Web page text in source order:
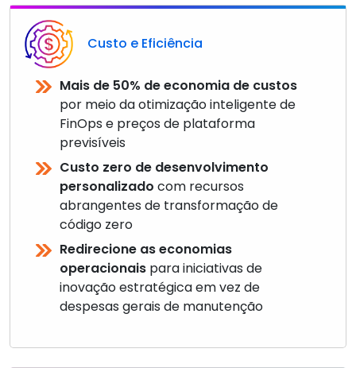
Custo e Eficiência
Mais de 50% de economia de custos
por meio da otimização inteligente de
FinOps e preços de plataforma
previsíveis
Custo zero de desenvolvimento
personalizado com recursos
abrangentes de transformação de
código zero
Redirecione as economias
operacionais para iniciativas de
inovação estratégica em vez de
despesas gerais de manutenção